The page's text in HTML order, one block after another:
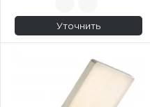
Уточнить